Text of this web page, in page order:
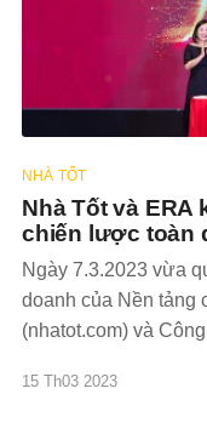
NHÀ TỐT
Nhà Tốt và ERA
chiến lược toàn
Ngày 7.3.2023 vừa
doanh của Nền tảng
(nhatot.com) và
15 Th03 2023